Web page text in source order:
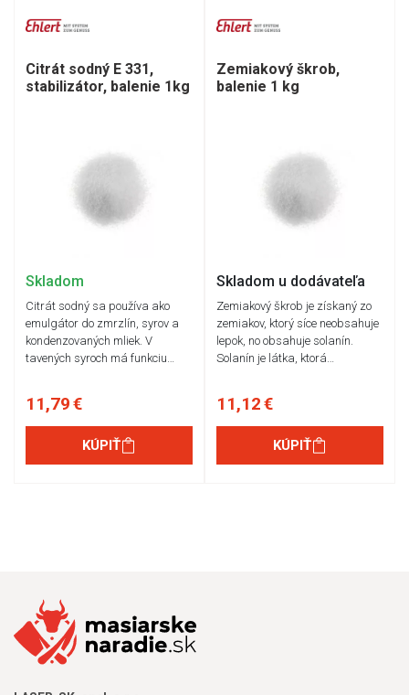
Citrát sodný E 331,
stabilizátor, balenie 1kg
Skladom
Citrát sodný sa používa ako
emulgátor do zmrzlín, syrov a
kondenzovaných mliek. V
tavených syroch má funkciu…
11,79 €
KÚPIŤ
Zemiakový škrob,
balenie 1 kg
Skladom u dodávateľa
Zemiakový škrob je získaný zo
zemiakov, ktorý síce neobsahuje
lepok, no obsahuje solanín.
Solanín je látka, ktorá…
11,12 €
KÚPIŤ